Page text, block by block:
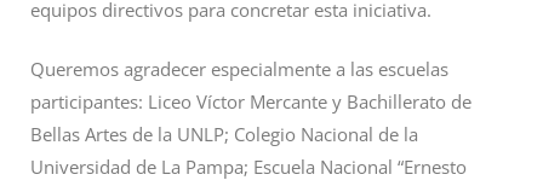
equipos directivos para concretar esta iniciativa.
Queremos agradecer especialmente a las escuelas
participantes: Liceo Víctor Mercante y Bachillerato de
Bellas Artes de la UNLP; Colegio Nacional de la
Universidad de La Pampa; Escuela Nacional “Ernesto